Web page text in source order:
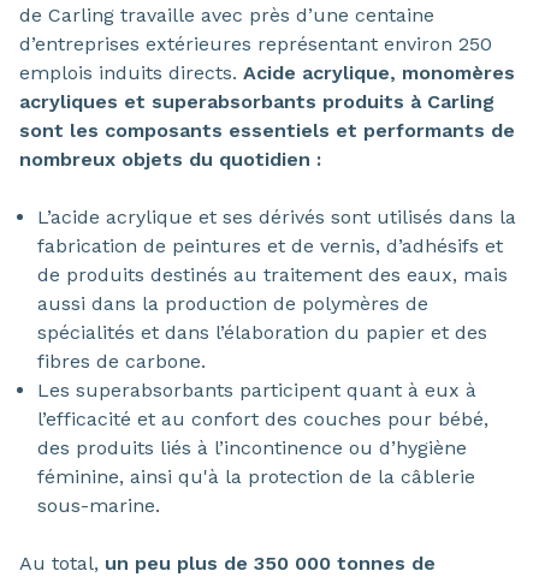
de Carling travaille avec près d’une centaine
d’entreprises extérieures représentant environ 250
emplois induits directs. Acide acrylique, monomères
acryliques et superabsorbants produits à Carling
sont les composants essentiels et performants de
nombreux objets du quotidien :
L’acide acrylique et ses dérivés sont utilisés dans la
fabrication de peintures et de vernis, d’adhésifs et
de produits destinés au traitement des eaux, mais
aussi dans la production de polymères de
spécialités et dans l’élaboration du papier et des
fibres de carbone.
Les superabsorbants participent quant à eux à
l’efficacité et au confort des couches pour bébé,
des produits liés à l’incontinence ou d’hygiène
féminine, ainsi qu'à la protection de la câblerie
sous-marine.
Au total, un peu plus de 350 000 tonnes de